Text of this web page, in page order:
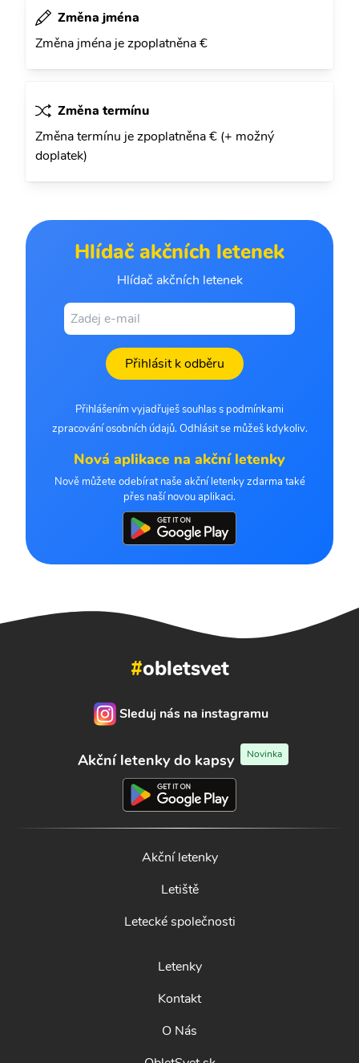
Změna jména
Změna jména je zpoplatněna €
Změna termínu
Změna termínu je zpoplatněna € (+ možný
doplatek)
Hlídač akčních letenek
Hlídač akčních letenek
Přihlásit k odběru
Přihlášením vyjadřuješ souhlas s podmínkami
zpracování osobních údajů. Odhlásit se můžeš kdykoliv.
Nová aplikace na akční letenky
Nově můžete odebírat naše akční letenky zdarma také
přes naší novou aplikaci.
#obletsvet
Sleduj nás na instagramu
Akční letenky do kapsy Novinka
Akční letenky
Letiště
Letecké společnosti
Letenky
Kontakt
O Nás